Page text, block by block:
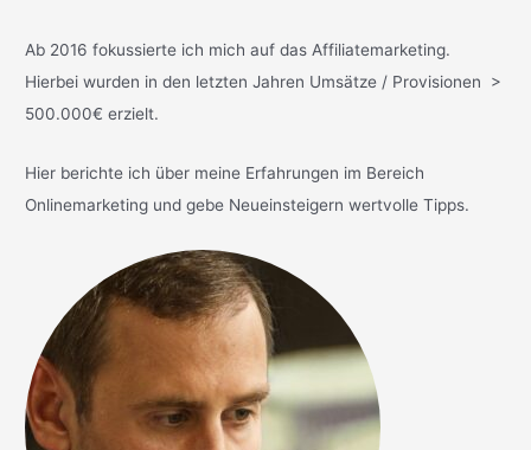
Ab 2016 fokussierte ich mich auf das Affiliatemarketing.
Hierbei wurden in den letzten Jahren Umsätze / Provisionen >
500.000€ erzielt.
Hier berichte ich über meine Erfahrungen im Bereich
Onlinemarketing und gebe Neueinsteigern wertvolle Tipps.